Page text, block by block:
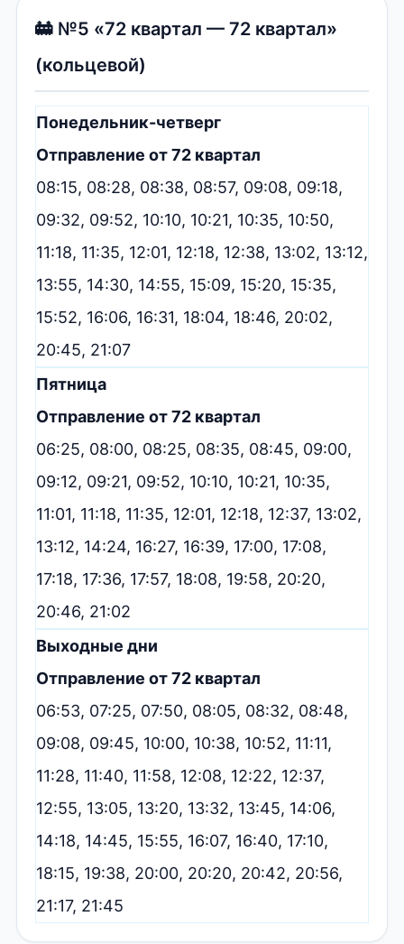
🚋 №5 «72 квартал — 72 квартал»
(кольцевой)
Понедельник-четверг
Отправление от 72 квартал
08:15, 08:28, 08:38, 08:57, 09:08, 09:18,
09:32, 09:52, 10:10, 10:21, 10:35, 10:50,
11:18, 11:35, 12:01, 12:18, 12:38, 13:02, 13:12,
13:55, 14:30, 14:55, 15:09, 15:20, 15:35,
15:52, 16:06, 16:31, 18:04, 18:46, 20:02,
20:45, 21:07
Пятница
Отправление от 72 квартал
06:25, 08:00, 08:25, 08:35, 08:45, 09:00,
09:12, 09:21, 09:52, 10:10, 10:21, 10:35,
11:01, 11:18, 11:35, 12:01, 12:18, 12:37, 13:02,
13:12, 14:24, 16:27, 16:39, 17:00, 17:08,
17:18, 17:36, 17:57, 18:08, 19:58, 20:20,
20:46, 21:02
Выходные дни
Отправление от 72 квартал
06:53, 07:25, 07:50, 08:05, 08:32, 08:48,
09:08, 09:45, 10:00, 10:38, 10:52, 11:11,
11:28, 11:40, 11:58, 12:08, 12:22, 12:37,
12:55, 13:05, 13:20, 13:32, 13:45, 14:06,
14:18, 14:45, 15:55, 16:07, 16:40, 17:10,
18:15, 19:38, 20:00, 20:20, 20:42, 20:56,
21:17, 21:45